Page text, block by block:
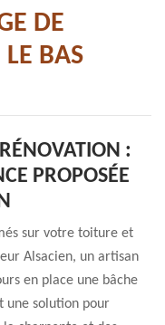
DE
BAS
:
PROPOSÉE
sur votre toiture et
Alsacien, un artisan
en place une bâche
une solution pour